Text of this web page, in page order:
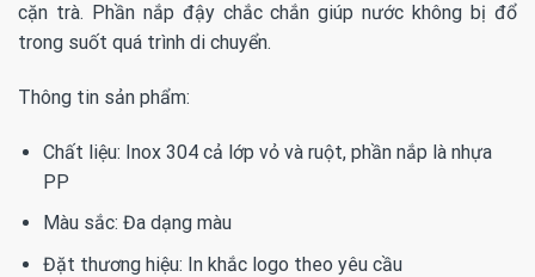
cặn trà. Phần nắp đậy chắc chắn giúp nước không bị đổ
trong suốt quá trình di chuyển.
Thông tin sản phẩm:
Chất liệu: Inox 304 cả lớp vỏ và ruột, phần nắp là nhựa
PP
Màu sắc: Đa dạng màu
Đặt thương hiệu: In khắc logo theo yêu cầu